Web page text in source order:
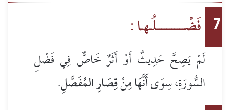
7 فَضْـــــــــــلُـهـا :
لَمْ يَصِحَّ حَدِيثٌ أَوْ أَثَرٌ خَاصٌّ فِي فَضْلِ
السُّورَةِ، سِوَىأَنَّهَا مِنْ قِصَارِ المُفَصَّلِ.